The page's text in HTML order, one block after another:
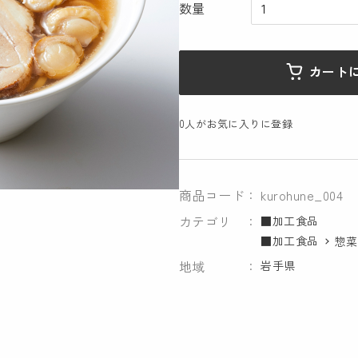
数量
カート
0人がお気に入りに登録
商品コード
kurohune_004
カテゴリ
■加工食品
■加工食品
惣
地域 岩手県